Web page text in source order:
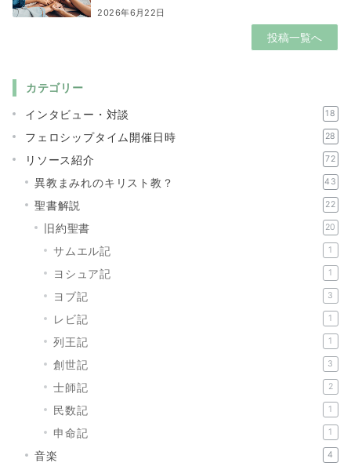
2026年6月22日
投稿一覧へ
カテゴリー
インタビュー・対談
18
フェロシップタイム開催日時 28
リソース紹介 72
異教まみれのキリスト教？ 43
聖書解説 22
旧約聖書 20
サムエル記 1
ヨシュア記 1
ヨブ記 3
レビ記 1
列王記 1
創世記 3
士師記 2
民数記 1
申命記 1
音楽 4